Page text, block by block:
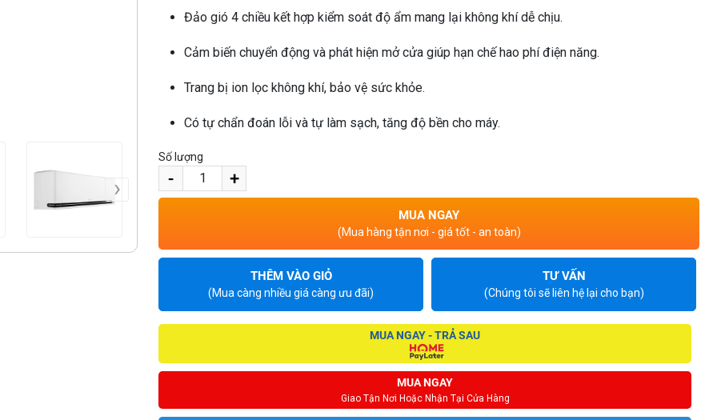
›
Đảo gió 4 chiều kết hợp kiểm soát độ ẩm mang lại không khí dễ chịu.
Cảm biến chuyển động và phát hiện mở cửa giúp hạn chế hao phí điện năng.
Trang bị ion lọc không khí, bảo vệ sức khỏe.
Có tự chẩn đoán lỗi và tự làm sạch, tăng độ bền cho máy.
Số lượng
- +
MUA NGAY
(Mua hàng tận nơi - giá tốt - an toàn)
THÊM VÀO GIỎ
(Mua càng nhiều giá càng ưu đãi)
TƯ VẤN
(Chúng tôi sẽ liên hệ lại cho bạn)
MUA NGAY
Giao Tận Nơi Hoặc Nhận Tại Cửa Hàng
MUA NGAY - TRẢ SAU